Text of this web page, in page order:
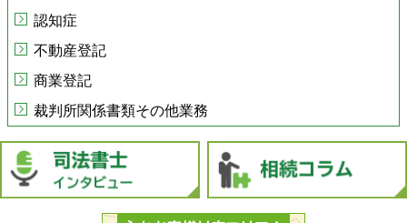
認知症
不動産登記
商業登記
裁判所関係書類その他業務